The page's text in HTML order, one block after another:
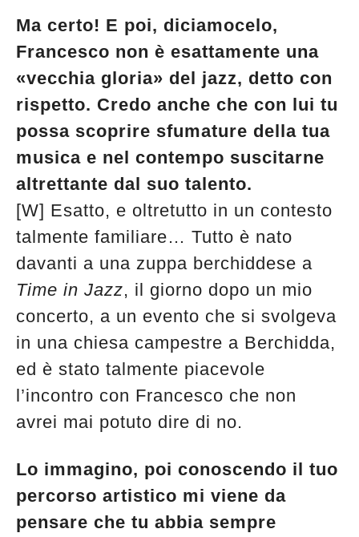
Ma certo! E poi, diciamocelo,
Francesco non è esattamente una
«vecchia gloria» del jazz, detto con
rispetto. Credo anche che con lui tu
possa scoprire sfumature della tua
musica e nel contempo suscitarne
altrettante dal suo talento.
[W] Esatto, e oltretutto in un contesto
talmente familiare… Tutto è nato
davanti a una zuppa berchiddese a
Time in Jazz, il giorno dopo un mio
concerto, a un evento che si svolgeva
in una chiesa campestre a Berchidda,
ed è stato talmente piacevole
l’incontro con Francesco che non
avrei mai potuto dire di no.
Lo immagino, poi conoscendo il tuo
percorso artistico mi viene da
pensare che tu abbia sempre